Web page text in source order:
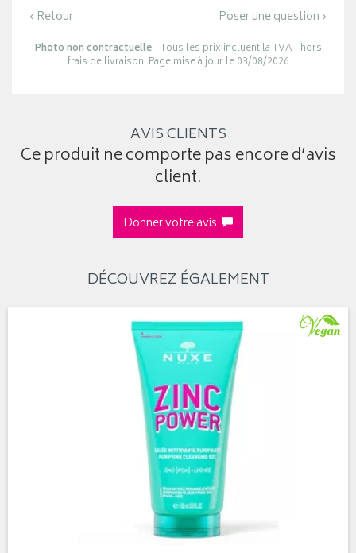
‹ Retour Poser une question ›
Photo non contractuelle- Tous les prix incluent la TVA - hors
frais de livraison. Page mise à jour le 03/08/2026
AVIS CLIENTS
Ce produit ne comporte pas encore d’avis
client.
Donner votre avis
DÉCOUVREZ ÉGALEMENT